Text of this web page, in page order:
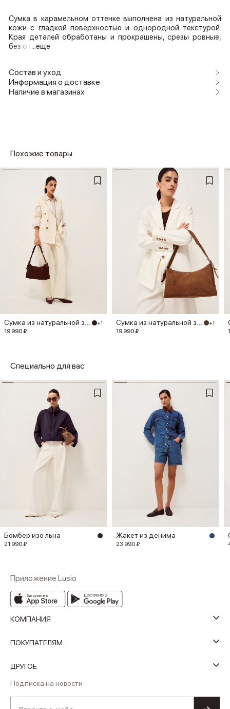
Сумка в карамельном оттенке выполнена из натуральной
кожи с гладкой поверхностью и однородной текстурой.
Края деталей обработаны и прокрашены, срезы ровные,
без от ...еще
Состав и уход
Информация о доставке
Наличие в магазинах
Похожие товары
Сумка из натуральной замши +1
19 990 ₽
Сумка из натуральной замши +1
19 990 ₽
Специально для вас
Бомбер изо льна
21 990 ₽
Жакет из денима
23 990 ₽
Приложение Lusio
КОМПАНИЯ
ПОКУПАТЕЛЯМ
ДРУГОЕ
Подписка на новости